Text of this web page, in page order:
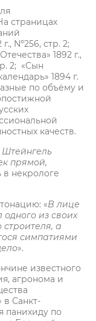
страницах
Nº256, стр. 2;
1892 г.,
2; «Сын
1894 г.
по объёму и
качеств.
прямой,
в некрологе
«В лице
из своих
а
симпатиями
».
известного
агронома и
в Санкт-
панихиду по